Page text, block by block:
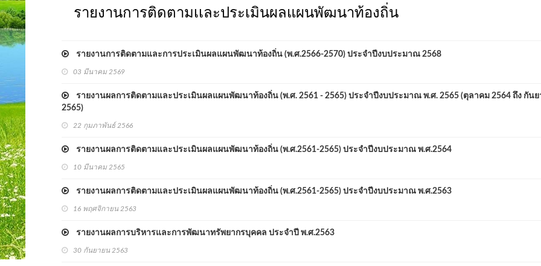
รายงานการติดตามเเละประเมินผลแผนพัฒนาท้องถิ่น
รายงานการติดตามและการประเมินผลแผนพัฒนาท้องถิ่น (พ.ศ.2566-2570) ประจำปีงบประมาณ 2568
03 มีนาคม 2569
รายงานผลการติดตามและประเมินผลแผนพัฒนาท้องถิ่น (พ.ศ. 2561 - 2565) ประจำปีงบประมาณ พ.ศ. 2565 (ตุลาคม 2564 ถึง กัน
2565)
22 กุมภาพันธ์ 2566
รายงานผลการติดตามและประเมินผลแผนพัฒนาท้องถิ่น (พ.ศ.2561-2565) ประจำปีงบประมาณ พ.ศ.2564
10 มีนาคม 2565
รายงานผลการติดตามและประเมินผลแผนพัฒนาท้องถิ่น (พ.ศ.2561-2565) ประจำปีงบประมาณ พ.ศ.2563
16 พฤศจิกายน 2563
รายงานผลการบริหารและการพัฒนาทรัพยากรบุคคล ประจำปี พ.ศ.2563
30 กันยายน 2563